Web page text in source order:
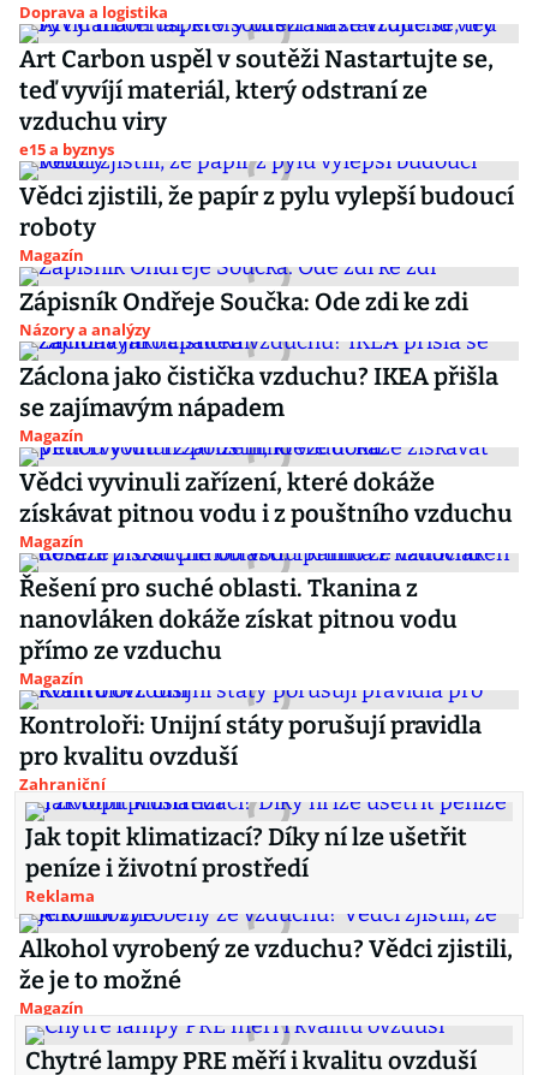
Doprava a logistika
Art Carbon uspěl v soutěži Nastartujte se,
teď vyvíjí materiál, který odstraní ze
vzduchu viry
e15 a byznys
Vědci zjistili, že papír z pylu vylepší budoucí
roboty
Magazín
Zápisník Ondřeje Součka: Ode zdi ke zdi
Názory a analýzy
Záclona jako čistička vzduchu? IKEA přišla
se zajímavým nápadem
Magazín
Vědci vyvinuli zařízení, které dokáže
získávat pitnou vodu i z pouštního vzduchu
Magazín
Řešení pro suché oblasti. Tkanina z
nanovláken dokáže získat pitnou vodu
přímo ze vzduchu
Magazín
Kontroloři: Unijní státy porušují pravidla
pro kvalitu ovzduší
Zahraniční
Jak topit klimatizací? Díky ní lze ušetřit
peníze i životní prostředí
Reklama
Alkohol vyrobený ze vzduchu? Vědci zjistili,
že je to možné
Magazín
Chytré lampy PRE měří i kvalitu ovzduší